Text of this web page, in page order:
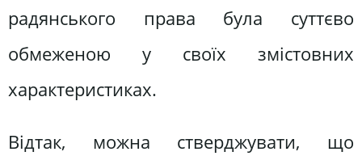
радянського права була суттєво
обмеженою у своїх змістовних
характеристиках.
Відтак, можна стверджувати, що